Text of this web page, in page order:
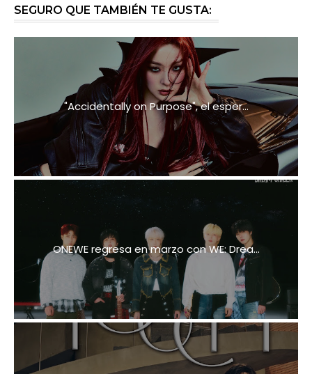
SEGURO QUE TAMBIÉN TE GUSTA:
"Accidentally on Purpose", el esper...
ONEWE regresa en marzo con WE: Drea...